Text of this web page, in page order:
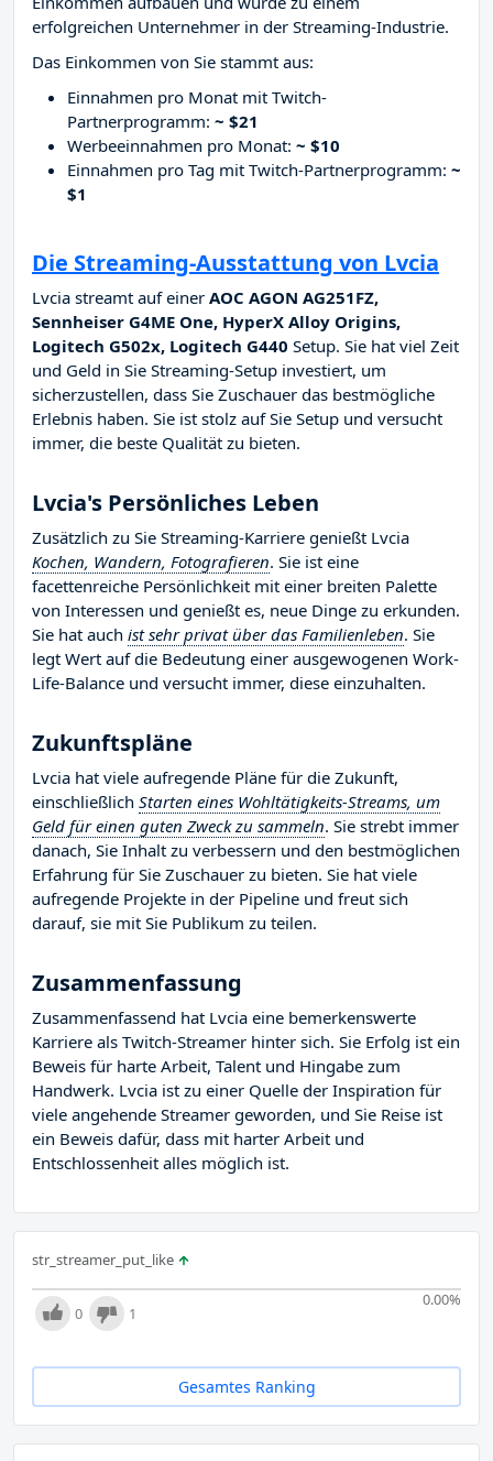
erfolgreichen Unternehmer in der Streaming-Industrie.
Das Einkommen von Sie stammt aus:
Einnahmen pro Monat mit Twitch-
Partnerprogramm: ~ $21
Werbeeinnahmen pro Monat: ~ $10
Einnahmen pro Tag mit Twitch-Partnerprogramm: ~
$1
Die Streaming-Ausstattung von Lvcia
Lvcia streamt auf einer AOC AGON AG251FZ,
Sennheiser G4ME One, HyperX Alloy Origins,
Logitech G502x, Logitech G440 Setup. Sie hat viel Zeit
und Geld in Sie Streaming-Setup investiert, um
sicherzustellen, dass Sie Zuschauer das bestmögliche
Erlebnis haben. Sie ist stolz auf Sie Setup und versucht
immer, die beste Qualität zu bieten.
Lvcia's Persönliches Leben
Zusätzlich zu Sie Streaming-Karriere genießt Lvcia
Kochen, Wandern, Fotografieren. Sie ist eine
facettenreiche Persönlichkeit mit einer breiten Palette
von Interessen und genießt es, neue Dinge zu erkunden.
Sie hat auch ist sehr privat über das Familienleben. Sie
legt Wert auf die Bedeutung einer ausgewogenen Work-
Life-Balance und versucht immer, diese einzuhalten.
Zukunftspläne
Lvcia hat viele aufregende Pläne für die Zukunft,
einschließlich Starten eines Wohltätigkeits-Streams, um
Geld für einen guten Zweck zu sammeln. Sie strebt immer
danach, Sie Inhalt zu verbessern und den bestmöglichen
Erfahrung für Sie Zuschauer zu bieten. Sie hat viele
aufregende Projekte in der Pipeline und freut sich
darauf, sie mit Sie Publikum zu teilen.
Zusammenfassung
Zusammenfassend hat Lvcia eine bemerkenswerte
Karriere als Twitch-Streamer hinter sich. Sie Erfolg ist ein
Beweis für harte Arbeit, Talent und Hingabe zum
Handwerk. Lvcia ist zu einer Quelle der Inspiration für
viele angehende Streamer geworden, und Sie Reise ist
ein Beweis dafür, dass mit harter Arbeit und
Entschlossenheit alles möglich ist.
str_streamer_put_like
0.00%
0 1
Gesamtes Ranking